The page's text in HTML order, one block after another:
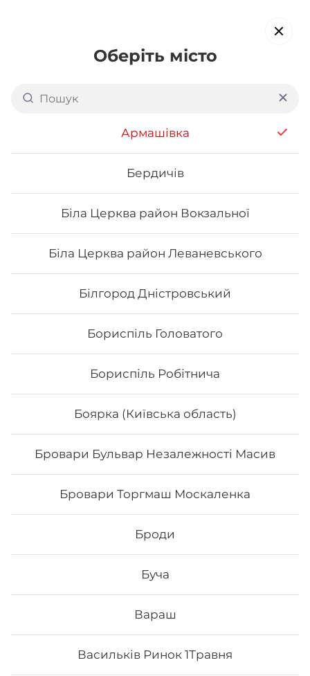
Оберіть місто
Армашівка
Бердичів
Біла Церква район Вокзальної
Біла Церква район Леваневського
Білгород Дністровський
Бориспіль Головатого
Бориспіль Робітнича
Боярка (Київська область)
Бровари Бульвар Незалежності Масив
Бровари Торгмаш Москаленка
Броди
Буча
Вараш
Васильків Ринок 1Травня
Доставка суші в
обирайте страви, які вам подобаються про все інше ми
подбаємо
Акція тижня Сети Роли від шефа
Макі
Макі з копченим лососем
Вага: 120 г Склад: норі, рис, х/к